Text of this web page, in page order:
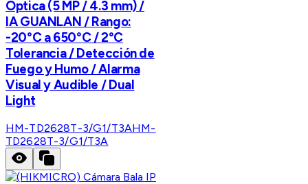
Óptica (5 MP / 4.3 mm) /
IA GUANLAN / Rango:
-20°C a 650°C / 2°C
Tolerancia / Detección de
Fuego y Humo / Alarma
Visual y Audible / Dual
Light
HM-TD2628T-3/G1/T3AHM-
TD2628T-3/G1/T3A